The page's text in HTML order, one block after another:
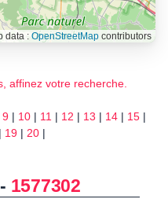
data : OpenStreetMapcontributors
affinez votre recherche.
9 | 10 | 11 | 12 | 13 | 14 | 15 |
| 19 | 20 |
- 1577302